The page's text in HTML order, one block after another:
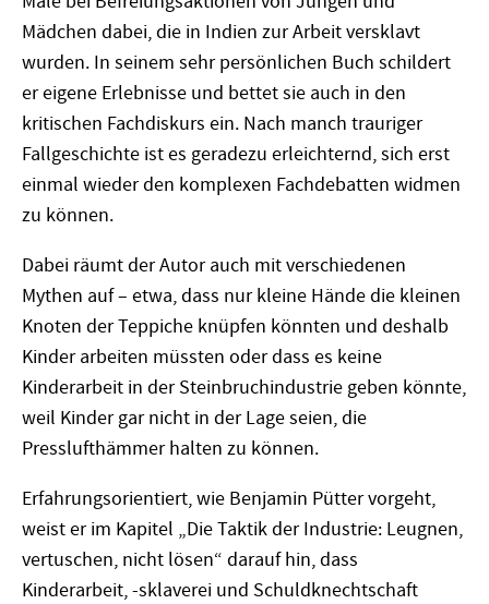
Mädchen dabei, die in Indien zur Arbeit versklavt
wurden. In seinem sehr persönlichen Buch schildert
er eigene Erlebnisse und bettet sie auch in den
kritischen Fachdiskurs ein. Nach manch trauriger
Fallgeschichte ist es geradezu erleichternd, sich erst
einmal wieder den komplexen Fachdebatten widmen
zu können.
Dabei räumt der Autor auch mit verschiedenen
Mythen auf – etwa, dass nur kleine Hände die kleinen
Knoten der Teppiche knüpfen könnten und deshalb
Kinder arbeiten müssten oder dass es keine
Kinderarbeit in der Steinbruchindustrie geben könnte,
weil Kinder gar nicht in der Lage seien, die
Presslufthämmer halten zu können.
Erfahrungsorientiert, wie Benjamin Pütter vorgeht,
weist er im Kapitel „Die Taktik der Industrie: Leugnen,
vertuschen, nicht lösen“ darauf hin, dass
Kinderarbeit, -sklaverei und Schuldknechtschaft